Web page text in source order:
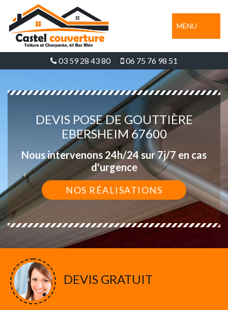
MENU
03 59 28 43 80 06 75 76 98 51
DEVIS POSE DE GOUTTIÈRE
EBERSHEIM 67600
Nous intervenons 24h/24 sur 7j/7 en cas
d'urgence
NOS RÉALISATIONS
DEVIS GRATUIT